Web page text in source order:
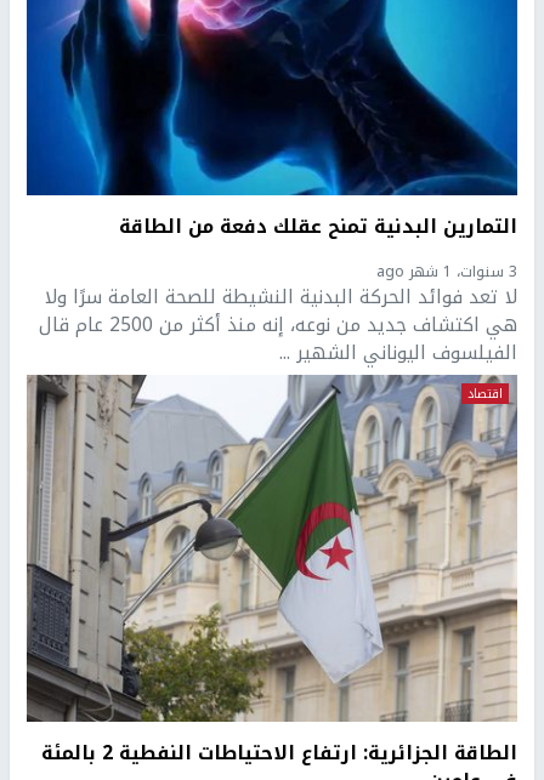
التمارين البدنية تمنح عقلك دفعة من الطاقة
3 سنوات، 1 شهر ago
لا تعد فوائد الحركة البدنية النشيطة للصحة العامة سرًا ولا
هي اكتشاف جديد من نوعه، إنه منذ أكثر من 2500 عام قال
الفيلسوف اليوناني الشهير ...
اقتصاد
الطاقة الجزائرية: ارتفاع الاحتياطات النفطية 2 بالمئة